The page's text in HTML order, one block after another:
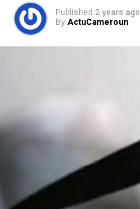
Published 2 years ago
By ActuCameroun